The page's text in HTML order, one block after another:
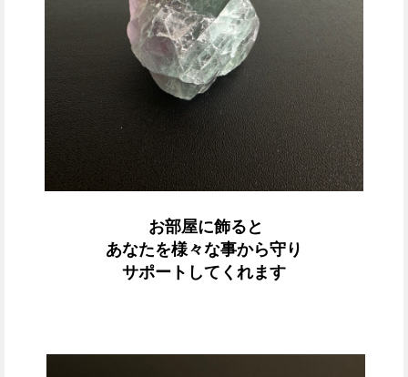
お部屋に飾ると
あなたを様々な事から守り
サポートしてくれます